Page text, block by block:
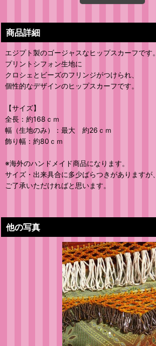
商品詳細
エジプト製のゴージャスなヒップスカーフです。
プリントシフォン生地に
クロシェとビーズのフリンジがつけられ、
個性的なデザインのヒップスカーフです。
【サイズ】
全長：約168ｃｍ
幅（生地のみ）：最大 約26ｃｍ
飾り幅：約80ｃｍ
※海外のハンドメイド商品になります。
サイズ・出来具合に多少ばらつきがありますが、
ご了承いただければと思います。
他の写真